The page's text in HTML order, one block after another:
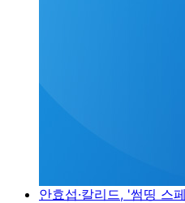
안효섭·칼리드, '썸띵 스